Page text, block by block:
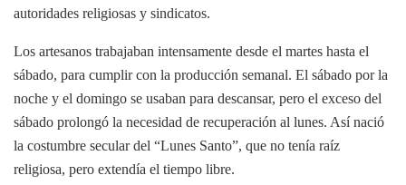
autoridades religiosas y sindicatos.
Los artesanos trabajaban intensamente desde el martes hasta el
sábado, para cumplir con la producción semanal. El sábado por la
noche y el domingo se usaban para descansar, pero el exceso del
sábado prolongó la necesidad de recuperación al lunes. Así nació
la costumbre secular del “Lunes Santo”, que no tenía raíz
religiosa, pero extendía el tiempo libre.